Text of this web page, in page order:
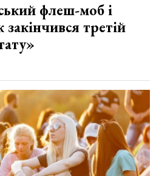
флеш-моб і
третій